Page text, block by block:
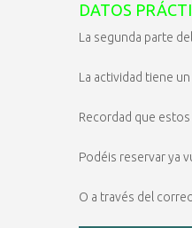
DATOS
La segunda parte
La actividad tiene
Recordad que
Podéis reservar ya
O a través del